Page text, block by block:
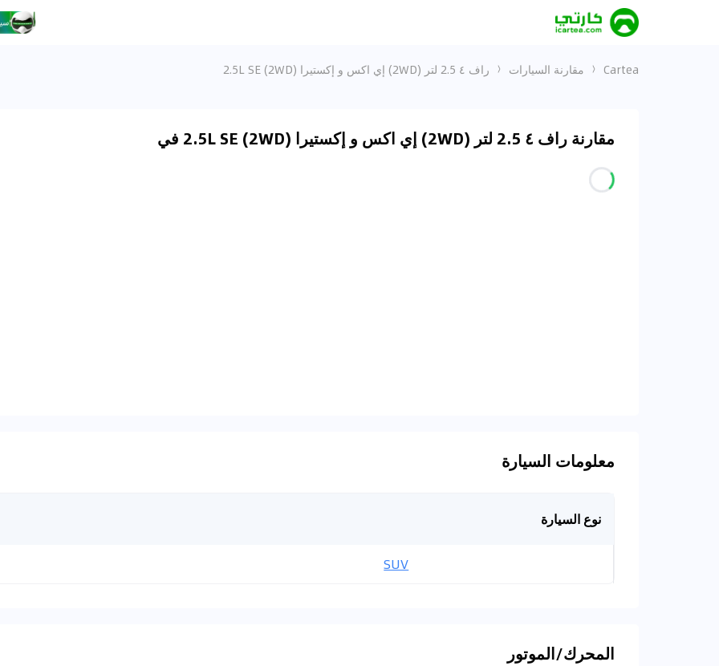
Cartea مقارنة السيارات راف ٤ 2.5 لتر (2WD) إي اكس و إكستيرا 2.5L SE (2WD)
مقارنة راف ٤ 2.5 لتر (2WD) إي اكس و إكستيرا 2.5L SE (2WD) في
معلومات السيارة
نوع السيارة
SUV
المحرك/الموتور